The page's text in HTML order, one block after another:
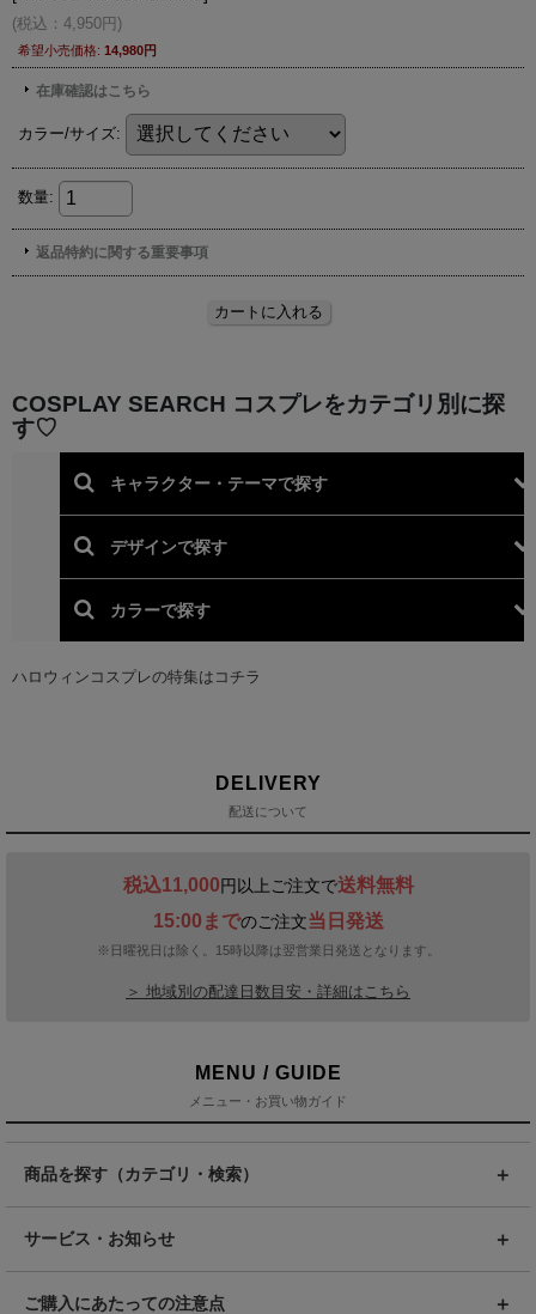
DELIVERY
配送について
税込11,000円以上ご注文で送料無料
15:00までのご注文当日発送
※日曜祝日は除く。15時以降は翌営業日発送となります。
＞ 地域別の配達日数目安・詳細はこちら
MENU / GUIDE
メニュー・お買い物ガイド
商品を探す（カテゴリ・検索）
サービス・お知らせ
ご購入にあたっての注意点